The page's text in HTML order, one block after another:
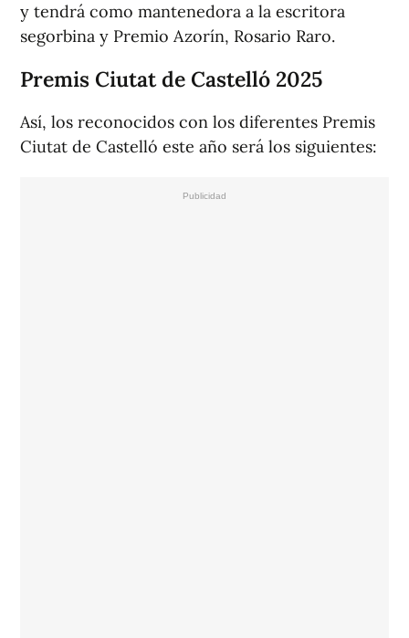
y tendrá como mantenedora a la escritora
segorbina y Premio Azorín, Rosario Raro.
Premis Ciutat de Castelló 2025
Así, los reconocidos con los diferentes Premis
Ciutat de Castelló este año será los siguientes: